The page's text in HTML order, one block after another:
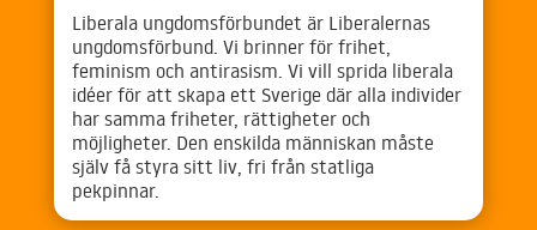
Liberala ungdomsförbundet är Liberalernas
ungdomsförbund. Vi brinner för frihet,
feminism och antirasism. Vi vill sprida liberala
idéer för att skapa ett Sverige där alla individer
har samma friheter, rättigheter och
möjligheter. Den enskilda människan måste
själv få styra sitt liv, fri från statliga
pekpinnar.